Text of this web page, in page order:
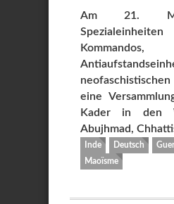
Am 21.
Kommandos,
neofaschistischen
eine
Kader in den
Abujhmad,
Inde Deutsch
Maoïsme